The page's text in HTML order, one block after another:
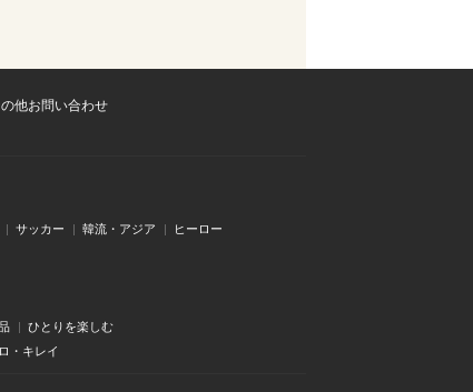
他お問い合わせ
サッカー 韓流・アジア ヒーロー
ひとりを楽しむ
・キレイ